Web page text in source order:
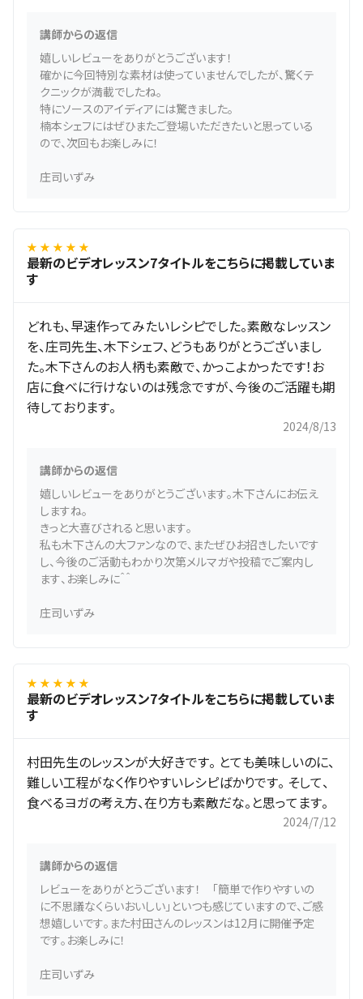
講師からの返信
嬉しいレビューをありがとうございます！
確かに今回特別な素材は使っていませんでしたが、驚くテ
クニックが満載でしたね。
特にソースのアイディアには驚きました。
楠本シェフにはぜひまたご登場いただきたいと思っている
ので、次回もお楽しみに！
庄司いずみ
★ ★ ★ ★ ★
最新のビデオレッスン7タイトルをこちらに掲載していま
す
どれも、早速作ってみたいレシピでした。素敵なレッスン
を、庄司先生、木下シェフ、どうもありがとうございまし
た。木下さんのお人柄も素敵で、かっこよかったです！お
店に食べに行けないのは残念ですが、今後のご活躍も期
待しております。
2024/8/13
講師からの返信
嬉しいレビューをありがとうございます。木下さんにお伝え
しますね。
きっと大喜びされると思います。
私も木下さんの大ファンなので、またぜひお招きしたいです
し、今後のご活動もわかり次第メルマガや投稿でご案内し
ます、お楽しみに＾＾
庄司いずみ
★ ★ ★ ★ ★
最新のビデオレッスン7タイトルをこちらに掲載していま
す
村田先生のレッスンが大好きです。 とても美味しいのに、
難しい工程がなく作りやすいレシピばかりです。 そして、
食べるヨガの考え方、在り方も素敵だな。と思ってます。
2024/7/12
講師からの返信
レビューをありがとうございます！ 「簡単で作りやすいの
に不思議なくらいおいしい」といつも感じていますので、ご感
想嬉しいです。また村田さんのレッスンは12月に開催予定
です。お楽しみに！
庄司いずみ